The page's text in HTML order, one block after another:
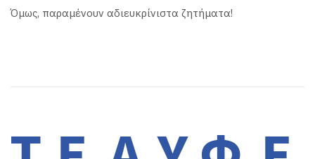
Όμως, παραμένουν αδιευκρίνιστα ζητήματα!